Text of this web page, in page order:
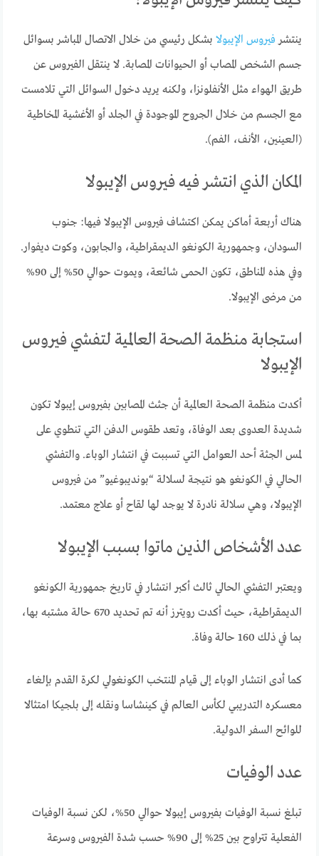
ينتشر فيروس الإيبولا بشكل رئيسي من خلال الاتصال المباشر بسوائل
جسم الشخص المصاب أو الحيوانات المصابة. لا ينتقل الفيروس عن
طريق الهواء مثل الأنفلونزا، ولكنه يريد دخول السوائل التي تلامست
مع الجسم من خلال الجروح الموجودة في الجلد أو الأغشية المخاطية
(العينين، الأنف، الفم).
المكان الذي انتشر فيه فيروس الإيبولا
هناك أربعة أماكن يمكن اكتشاف فيروس الإيبولا فيها: جنوب
السودان، وجمهورية الكونغو الديمقراطية، والجابون، وكوت ديفوار.
وفي هذه المناطق، تكون الحمى شائعة، ويموت حوالي 50% إلى 90%
من مرضى الإيبولا.
استجابة منظمة الصحة العالمية لتفشي فيروس
الإيبولا
أكدت منظمة الصحة العالمية أن جثث المصابين بفيروس إيبولا تكون
شديدة العدوى بعد الوفاة، وتعد طقوس الدفن التي تنطوي على
لمس الجثة أحد العوامل التي تسببت في انتشار الوباء. والتفشي
الحالي في الكونغو هو نتيجة لسلالة “بونديبوغيو” من فيروس
الإيبولا، وهي سلالة نادرة لا يوجد لها لقاح أو علاج معتمد.
عدد الأشخاص الذين ماتوا بسبب الإيبولا
ويعتبر التفشي الحالي ثالث أكبر انتشار في تاريخ جمهورية الكونغو
الديمقراطية، حيث أكدت رويترز أنه تم تحديد 670 حالة مشتبه بها،
بما في ذلك 160 حالة وفاة.
كما أدى انتشار الوباء إلى قيام المنتخب الكونغولي لكرة القدم بإلغاء
معسكره التدريبي لكأس العالم في كينشاسا ونقله إلى بلجيكا امتثالا
للوائح السفر الدولية.
عدد الوفيات
تبلغ نسبة الوفيات بفيروس إيبولا حوالي 50%، لكن نسبة الوفيات
الفعلية تتراوح بين 25% إلى 90% حسب شدة الفيروس وسرعة